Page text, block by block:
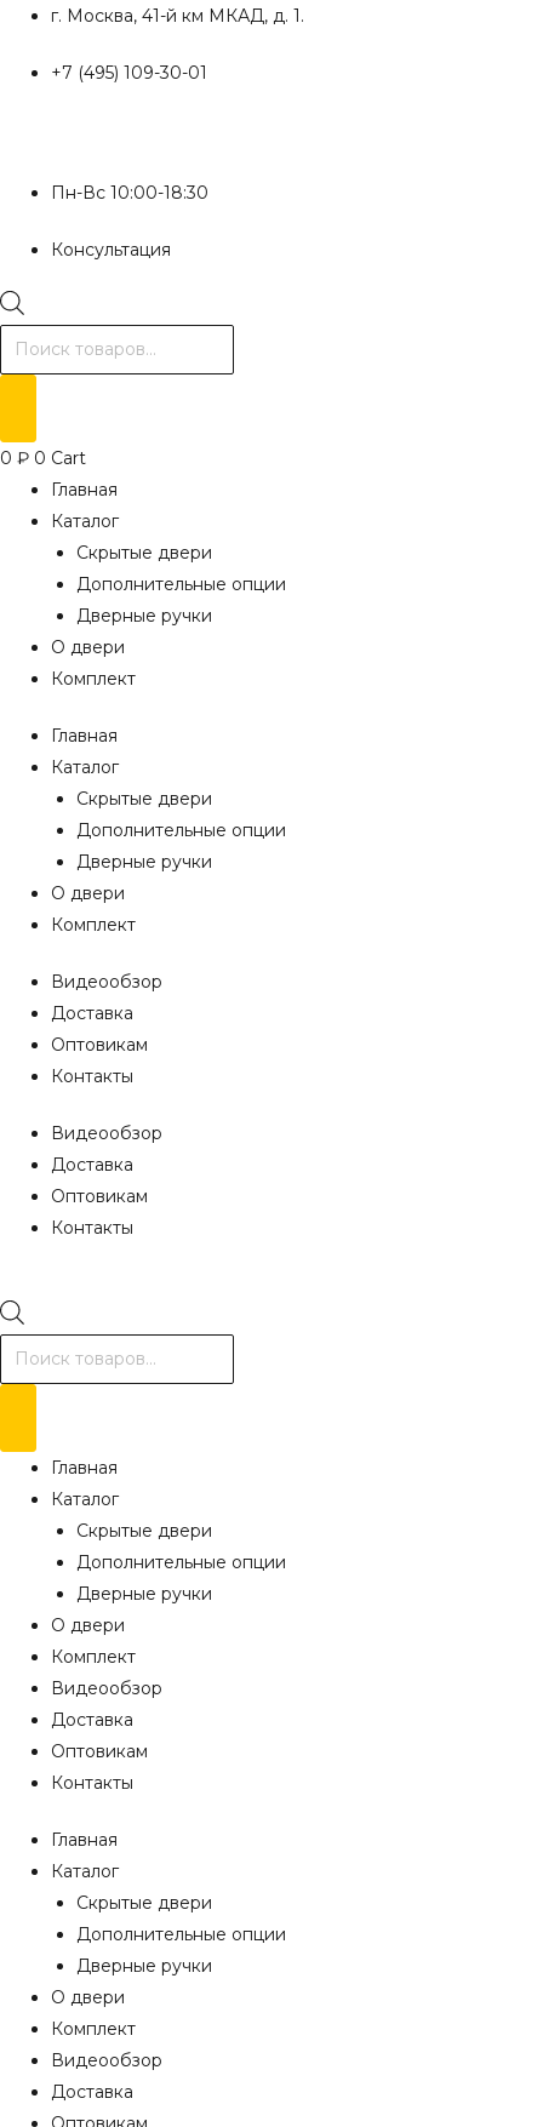
Перейти
содержимому
г. Москва, 41-й км МКАД, д. 1.
+7 (495) 109-30-01
Пн-Вс 10:00-18:30
Консультация
Поиск
товаров
0 ₽ 0 Cart
Главная
Каталог
Скрытые двери
Дополнительные опции
Дверные ручки
О двери
Комплект
Главная
Каталог
Скрытые двери
Дополнительные опции
Дверные ручки
О двери
Комплект
Видеообзор
Доставка
Оптовикам
Контакты
Видеообзор
Доставка
Оптовикам
Контакты
Поиск
товаров
Главная
Каталог
Скрытые двери
Дополнительные опции
Дверные ручки
О двери
Комплект
Видеообзор
Доставка
Оптовикам
Контакты
Главная
Каталог
Скрытые двери
Дополнительные опции
Дверные ручки
О двери
Комплект
Видеообзор
Доставка